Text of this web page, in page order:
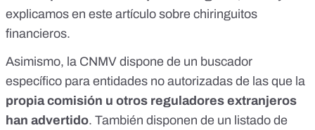
explicamos en este artículo sobre chiringuitos
financieros.
Asimismo, la CNMV dispone de un buscador
específico para entidades no autorizadas de las que la
propia comisión u otros reguladores extranjeros
han advertido. También disponen de un listado de